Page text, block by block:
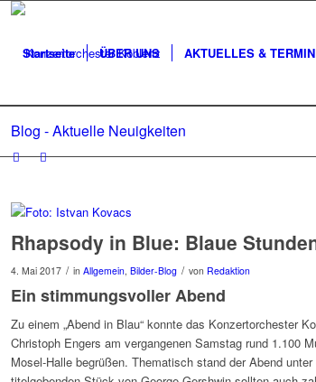
Startseite ÜBER UNS AKTUELLES &
Blog - Aktuelle Neuigkeiten
Rhapsody in Blue: Blaue
4. Mai 2017 / in Allgemein, Bilder-Blog / von Redaktion
Ein stimmungsvoller Abend
Zu einem „Abend in Blau“ konnte das Konzertorchester
Christoph Engers am vergangenen Samstag rund 1.100
Mosel-Halle begrüßen. Thematisch stand der Abend